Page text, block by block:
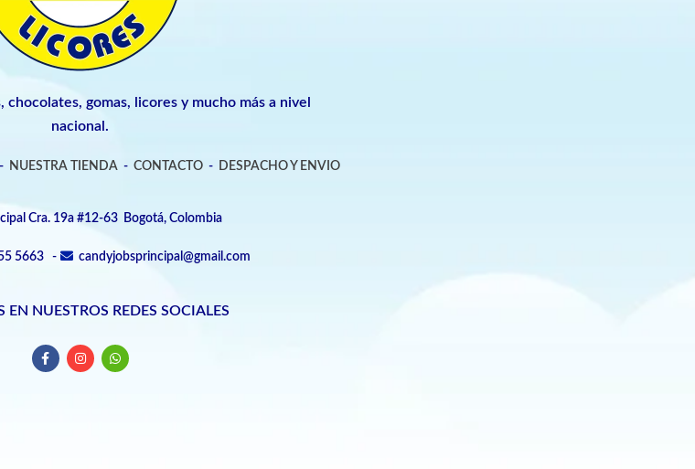
gomas, licores y mucho más a nivel
nacional.
- NUESTRA TIENDA - CONTACTO- DESPACHO Y ENVIO
Cra. 19a #12-63 Bogotá, Colombia
5663 - candyjobsprincipal@gmail.com
EN NUESTROS REDES SOCIALES